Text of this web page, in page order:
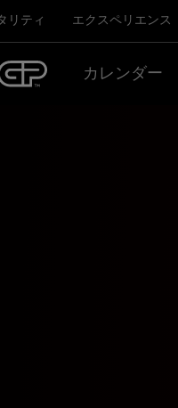
リティ エクスペリエンス
カレンダー